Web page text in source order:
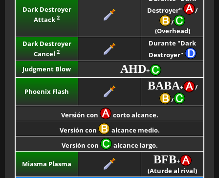
Dark Destroyer
Attack 2
Destroyer"
/
/
(Overhead)
Dark Destroyer
Cancel 2
Durante "Dark
Destroyer"
Judgment Blow
AHD+
Phoenix Flash BABA+
/
/
Versión con
corto alcance.
Versión con
alcance medio.
Versión con
alcance largo.
Miasma Plasma BFB+
(Aturde al rival)